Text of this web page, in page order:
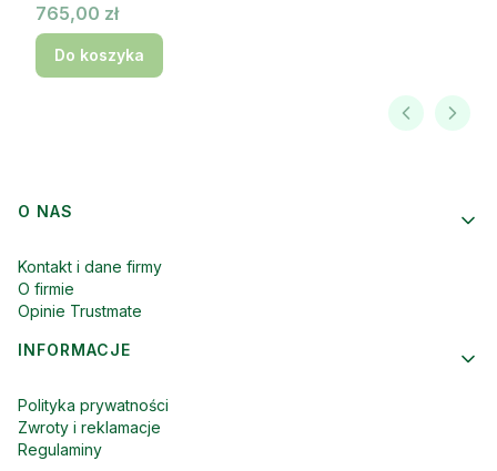
Cena
765,00 zł
Do koszyka
Linki w stopce
O NAS
Kontakt i dane firmy
O firmie
Opinie Trustmate
INFORMACJE
Polityka prywatności
Zwroty i reklamacje
Regulaminy